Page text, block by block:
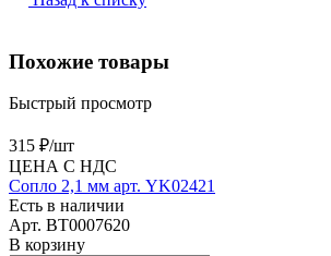
Похожие товары
Быстрый просмотр
315 ₽/шт
ЦЕНА С НДС
Сопло 2,1 мм арт. YK02421
Есть в наличии
Арт. BT0007620
В корзину